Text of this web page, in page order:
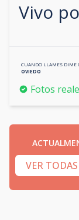
Vivo
CUANDO LLAMES DIME
OVIEDO
Fotos
VER